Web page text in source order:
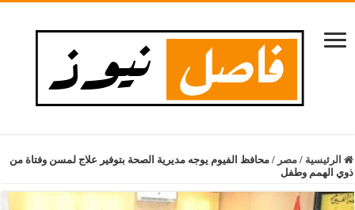
الرئيسية / مصر / محافظ الفيوم يوجه مديرية الصحة بتوفير علاج لمسن وفتاة من
ذوي الهمم وطفل